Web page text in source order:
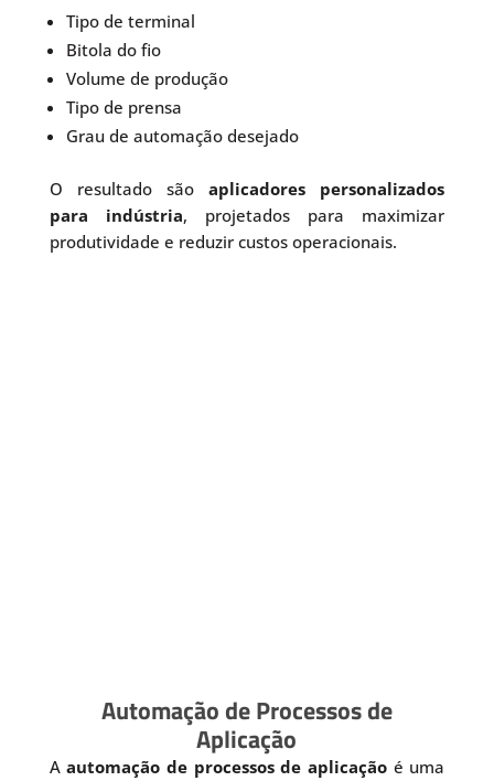
Tipo de terminal
Bitola do fio
Volume de produção
Tipo de prensa
Grau de automação desejado
O resultado sãoaplicadores personalizados
para indústria, projetados para maximizar
produtividade e reduzir custos operacionais.
Automação de Processos de
Aplicação
Aautomação de processos de aplicaçãoé uma